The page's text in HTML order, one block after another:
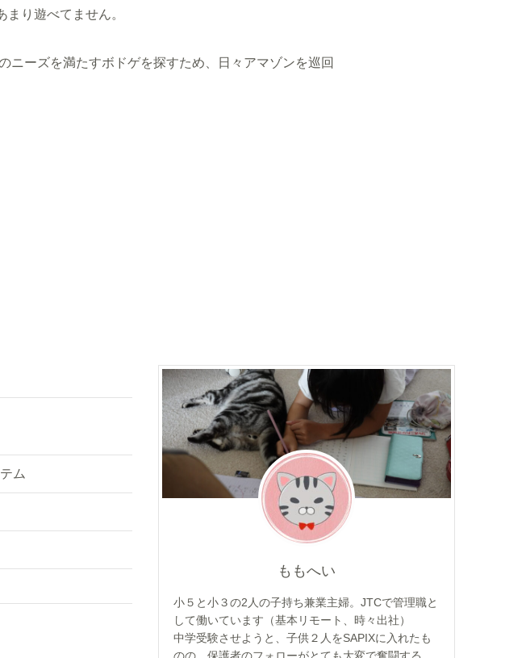
り遊べてません。
ニーズを満たすボドゲを探すため、日々アマゾンを巡回
ム
ももへい
小５と小３の2人の子持ち兼業主婦。JTCで管理職と
して働いています（基本リモート、時々出社）
中学受験させようと、子供２人をSAPIXに入れたも